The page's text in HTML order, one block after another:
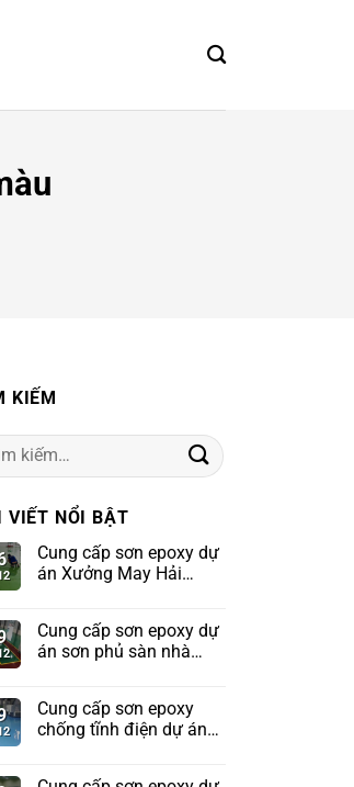
KIẾM
VIẾT NỔI BẬT
Cung cấp sơn epoxy dự
án Xưởng May Hải
Cung cấp sơn epoxy dự
án sơn phủ sàn nhà
Cung cấp sơn epoxy
chống tĩnh điện dự án